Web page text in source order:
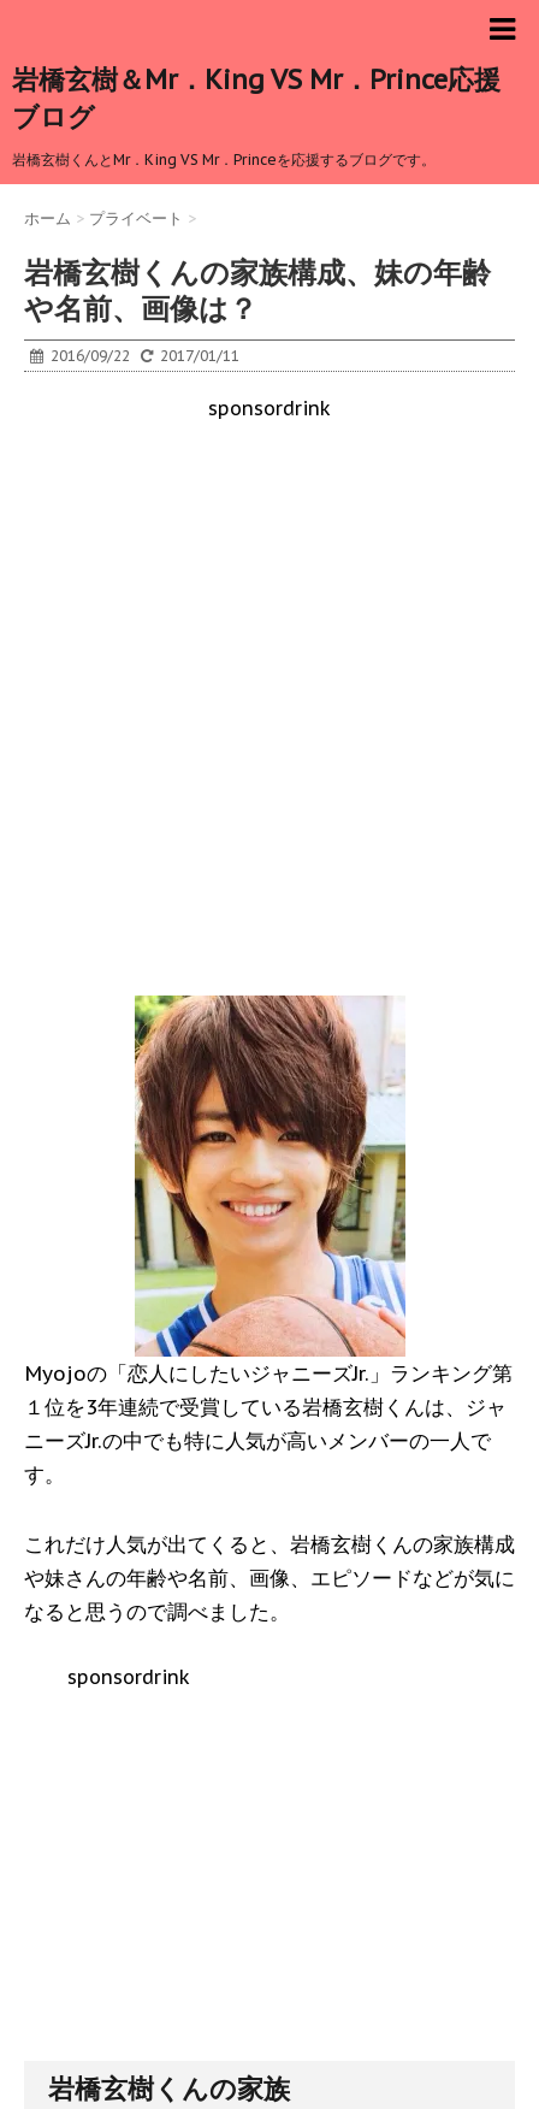
岩橋玄樹＆Mr．King VS Mr．Prince応援
ブログ
岩橋玄樹くんとMr．King VS Mr．Princeを応援するブログです。
ホーム > プライベート >
岩橋玄樹くんの家族構成、妹の年齢
や名前、画像は？
2016/09/22 2017/01/11
sponsordrink
Myojoの「恋人にしたいジャニーズJr.」ランキング第
１位を3年連続で受賞している岩橋玄樹くんは、ジャ
ニーズJr.の中でも特に人気が高いメンバーの一人で
す。
これだけ人気が出てくると、岩橋玄樹くんの家族構成
や妹さんの年齢や名前、画像、エピソードなどが気に
なると思うので調べました。
sponsordrink
岩橋玄樹くんの家族